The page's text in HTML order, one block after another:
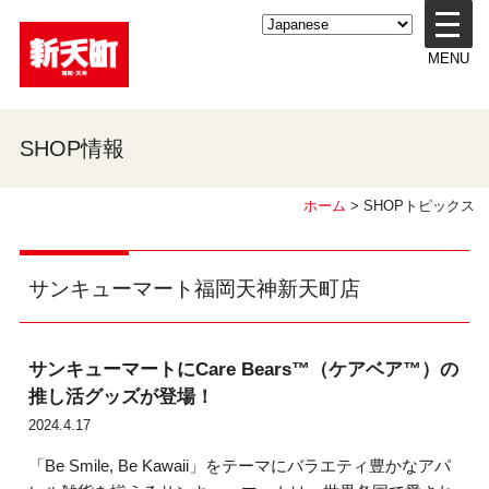
メ
ニ
ュ
MENU
SHOP情報
ホーム > SHOPトピックス
サンキューマート福岡天神新天町店
サンキューマートにCare Bears™（ケアベア™）の
推し活グッズが登場！
2024.4.17
「Be Smile, Be Kawaii」をテーマにバラエティ豊かなアパ